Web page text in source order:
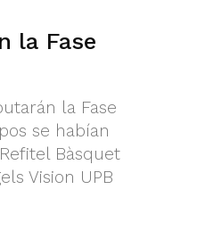
la Fase
la Fase
se habían
Bàsquet
Vision UPB